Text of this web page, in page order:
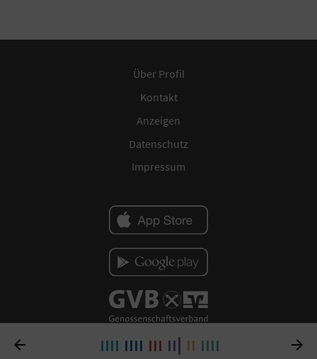
 
Über Profil
Kontakt
Anzeigen
Datenschutz
Impressum